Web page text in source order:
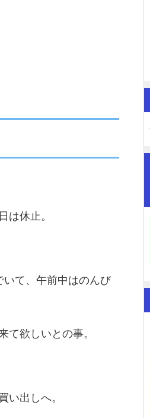
は休止。
いて、午前中はのんび
て欲しいとの事。
い出しへ。